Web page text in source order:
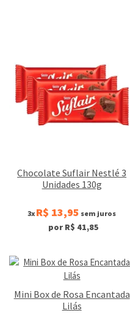
Chocolate Suflair Nestlé 3
Unidades 130g
3x R$ 13,95 sem juros
por R$ 41,85
Mini Box de Rosa Encantada
Lilás